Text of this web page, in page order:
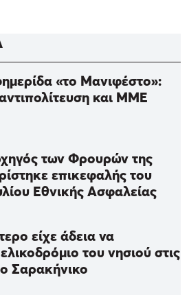
«το Μανιφέστο»:
και ΜΜΕ
των Φρουρών της
επικεφαλής του
Εθνικής Ασφαλείας
είχε άδεια να
του νησιού στις
Σαρακήνικο